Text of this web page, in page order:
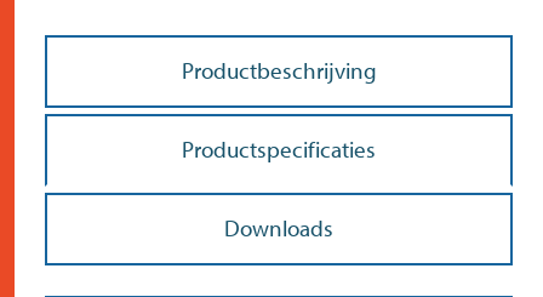
Menno’s Dierenwereld>
Productbeschrijving
Productspecificaties
Downloads